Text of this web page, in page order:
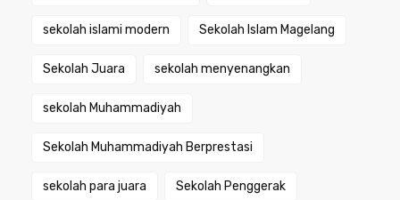
sekolah islami modern Sekolah Islam Magelang
Sekolah Juara sekolah menyenangkan
sekolah Muhammadiyah
Sekolah Muhammadiyah Berprestasi
sekolah para juara Sekolah Penggerak